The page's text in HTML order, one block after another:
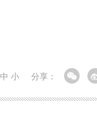
中 小 分享：